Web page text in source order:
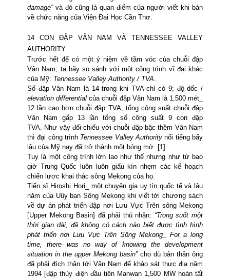
damage”và đó cũng là quan điểm của người viết khi bàn
về chức năng của Viện Đại Học Cần Thơ.
14 CON ĐẬP VÂN NAM VÀ TENNESSEE
VALLEY
AUTHORITY
Trước hết để có một ý niệm về tầm vóc của chuỗi đập
Vân Nam, ta hãy so sánh với một công trình vĩ đại khác
của Mỹ: Tennessee Valley Authority / TVA.
Số đập Vân Nam là 14 trong khi TVA chỉ có 9; độ dốc /
elevation differential của chuỗi đập Vân Nam là 1,500 mét_
12 lần cao hơn chuỗi đập TVA; tổng công suất chuỗi đập
Vân Nam gấp 13 lần tổng số công suất 9 con đập
TVA. Như vậy đối chiếu với chuỗi đập bậc thềm Vân Nam
thì đại công trình Tennessee Valley Authority nổi tiếng bấy
lâu của Mỹ nay đã trở thành một bóng mờ. [1]
Tuy là một công trình lớn lao như thế nhưng như từ bao
giờ Trung Quốc luôn luôn giấu kín nhẹm các kế hoạch
chiến lược khai thác sông Mekong của họ.
Tiến sĩ Hiroshi Hori_ một chuyên gia uy tín quốc tế và lâu
năm của Uûy ban Sông Mekong khi viết tới chương sách
về dự án phát triển đập nơi Lưu Vực Trên sông Mekong
[Upper Mekong Basin] đã phải thú nhận: “Trong suốt một
thời gian dài, đã không có cách nào biết được tình hình
phát triển nơi Lưu Vực Trên Sông Mekong_ For a long
time, there was no way of knowing the development
situation in the upper Mekong basin”cho dù bản thân ông
đã phải đích thân tới Vân Nam để khảo sát thực địa năm
1994 [đập thủy điện đầu tiên Manwan 1,500 MW hoàn tất